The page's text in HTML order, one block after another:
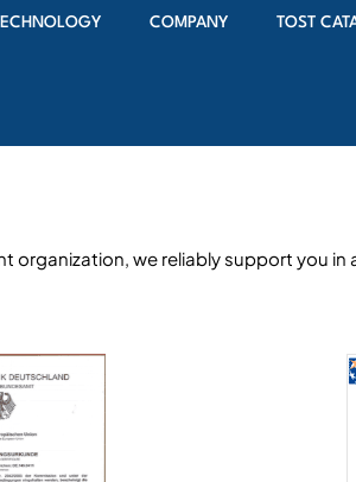
COMPANY TOST
we reliably support you